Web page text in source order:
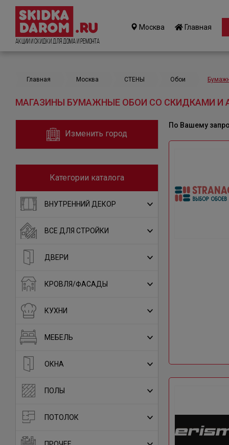
Акции и Скидки для дома и ремонта
Москва Главная
Главная Москва СТЕНЫ Обои
МАГАЗИНЫ БУМАЖНЫЕ ОБОИ СО СКИДКАМИ И
Изменить город
Категории каталога
ВНУТРЕННИЙ ДЕКОР
ВСЕ ДЛЯ СТРОЙКИ
ДВЕРИ
КРОВЛЯ/ФАСАДЫ
КУХНИ
МЕБЕЛЬ
ОКНА
ПОЛЫ
ПОТОЛОК
По Вашему